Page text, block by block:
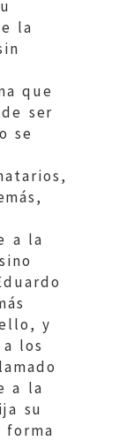
la
que
ser
se
a la
y
los
a la
su